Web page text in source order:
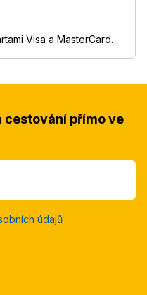
Visa a MasterCard.
cestování přímo ve
údajů